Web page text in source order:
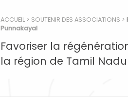
ACCUEIL > SOUTENIR DES ASSOCIATIONS >
Punnakayal
Favoriser la
la région de Tamil Nadu